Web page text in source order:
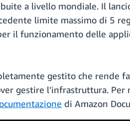
a livello mondiale. Il
limite massimo di 5
il funzionamento delle
gestito che rende
gestire l'infrastruttura. Per
di Amazon